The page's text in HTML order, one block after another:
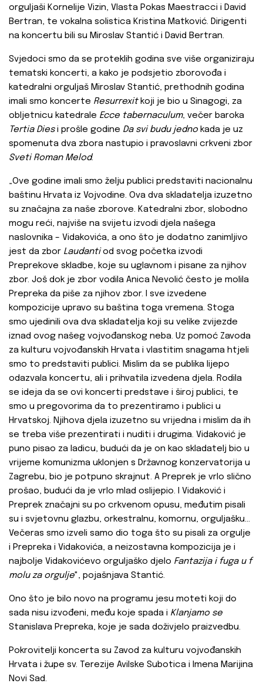
orguljaši Kornelije Vizin, Vlasta Pokas Maestracci i David
Bertran, te vokalna solistica Kristina Matković. Dirigenti
na koncertu bili su Miroslav Stantić i David Bertran.
Svjedoci smo da se proteklih godina sve više organiziraju
tematski koncerti, a kako je podsjetio zborovođa i
katedralni orguljaš Miroslav Stantić, prethodnih godina
imali smo koncerte Resurrexitkoji je bio u Sinagogi, za
obljetnicu katedrale Ecce tabernaculum, večer baroka
Tertia Diesi prošle godine Da svi budu jedno kada je uz
spomenuta dva zbora nastupio i pravoslavni crkveni zbor
Sveti Roman Melod.
„Ove godine imali smo želju publici predstaviti nacionalnu
baštinu Hrvata iz Vojvodine. Ova dva skladatelja izuzetno
su značajna za naše zborove. Katedralni zbor, slobodno
mogu reći, najviše na svijetu izvodi djela našega
naslovnika – Vidakovića, a ono što je dodatno zanimljivo
jest da zbor Laudantiod svog početka izvodi
Preprekove skladbe, koje su uglavnom i pisane za njihov
zbor. Još dok je zbor vodila Anica Nevolić često je molila
Prepreka da piše za njihov zbor. I sve izvedene
kompozicije upravo su baština toga vremena. Stoga
smo ujedinili ova dva skladatelja koji su velike zvijezde
iznad ovog našeg vojvođanskog neba. Uz pomoć Zavoda
za kulturu vojvođanskih Hrvata i vlastitim snagama htjeli
smo to predstaviti publici. Mislim da se publika lijepo
odazvala koncertu, ali i prihvatila izvedena djela. Rodila
se ideja da se ovi koncerti predstave i široj publici, te
smo u pregovorima da to prezentiramo i publici u
Hrvatskoj. Njihova djela izuzetno su vrijedna i mislim da ih
se treba više prezentirati i nuditi i drugima. Vidaković je
puno pisao za ladicu, budući da je on kao skladatelj bio u
vrijeme komunizma uklonjen s Državnog konzervatorija u
Zagrebu, bio je potpuno skrajnut. A Preprek je vrlo slično
prošao, budući da je vrlo mlad oslijepio. I Vidaković i
Preprek značajni su po crkvenom opusu, međutim pisali
su i svjetovnu glazbu, orkestralnu, komornu, orguljašku...
Večeras smo izveli samo dio toga što su pisali za orgulje
i Prepreka i Vidakovića, a neizostavna kompozicija je i
najbolje Vidakovićevo orguljaško djelo Fantazija i fuga u f
molu za orgulje", pojašnjava Stantić.
Ono što je bilo novo na programu jesu moteti koji do
sada nisu izvođeni, među koje spada i Klanjamo se
Stanislava Prepreka, koje je sada doživjelo praizvedbu.
Pokrovitelji koncerta su Zavod za kulturu vojvođanskih
Hrvata i župe sv. Terezije Avilske Subotica i Imena Marijina
Novi Sad.